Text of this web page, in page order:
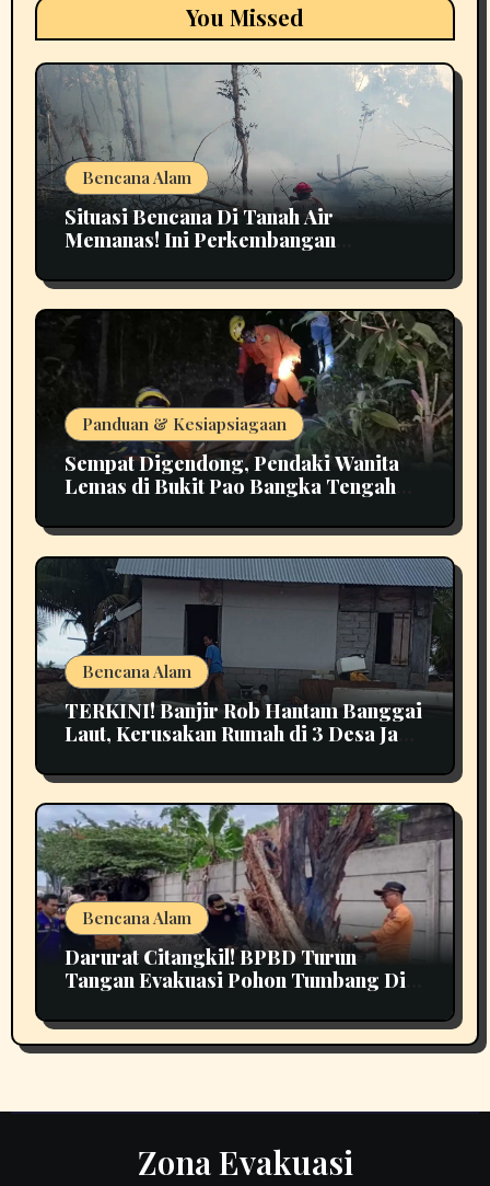
You Missed
Bencana Alam
Situasi Bencana Di Tanah Air
Memanas! Ini Perkembangan
Panduan & Kesiapsiagaan
Sempat Digendong, Pendaki Wanita
Lemas di Bukit Pao Bangka Tengah
Bencana Alam
TERKINI! Banjir Rob Hantam Banggai
Laut, Kerusakan Rumah di 3 Desa Jadi
Bencana Alam
Darurat Citangkil! BPBD Turun
Tangan Evakuasi Pohon Tumbang Di
Zona Evakuasi